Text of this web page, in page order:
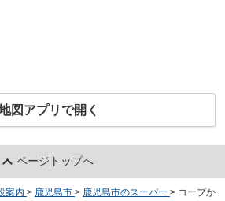
図アプリで開く
ページトップへ
案内 > 鹿児島市 > 鹿児島市のスーパー > コープか